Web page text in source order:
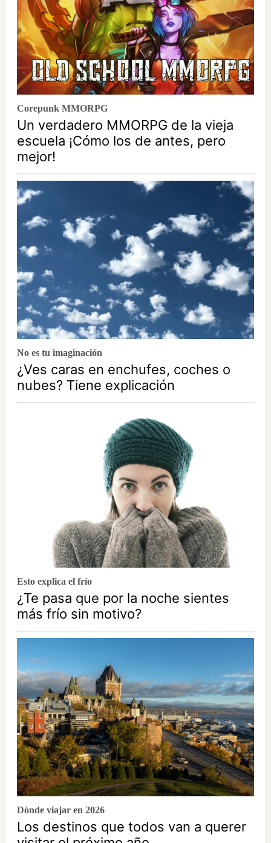
Corepunk MMORPG
Un verdadero MMORPG de la vieja
escuela ¡Cómo los de antes, pero
mejor!
No es tu imaginación
¿Ves caras en enchufes, coches o
nubes? Tiene explicación
Esto explica el frío
¿Te pasa que por la noche sientes
más frío sin motivo?
Dónde viajar en 2026
Los destinos que todos van a querer